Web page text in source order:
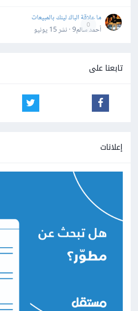
0
ما علاقة الباك لينك بالمبيعات
أحمد سالم9 · نشر
15 يونيو
تابعنا على
إعلانات